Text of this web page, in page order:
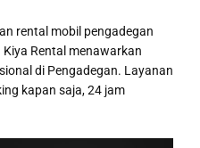
rental mobil pengadegan
Rental menawarkan
di Pengadegan. Layanan
kapan saja, 24 jam